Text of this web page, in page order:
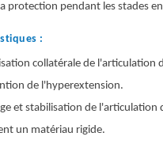
protection pendant les stades
:
collatérale de l'articulation
de l'hyperextension.
et stabilisation de
un matériau rigide.